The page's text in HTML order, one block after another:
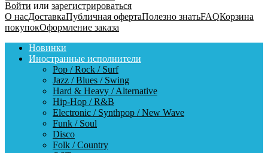
Войти или зарегистрироваться
О насДоставкаПубличная офертаПолезно знатьFAQКорзина
покупокОформление заказа
Новинки
Иностранные исполнители
Pop / Rock / Surf
Jazz / Blues / Swing
Hard & Heavy / Alternative
Hip-Hop / R&B
Electronic / Synthpop / New Wave
Funk / Soul
Disco
Folk / Country